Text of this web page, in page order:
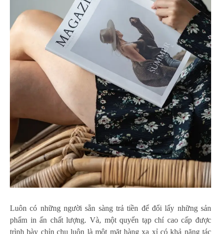
Luôn có những người sẵn sàng trả tiền để đổi lấy những sản
phẩm in ấn chất lượng. Và, một quyển tạp chí cao cấp được
trình bày chỉn chu luôn là một mặt hàng xa xỉ có khả năng tác